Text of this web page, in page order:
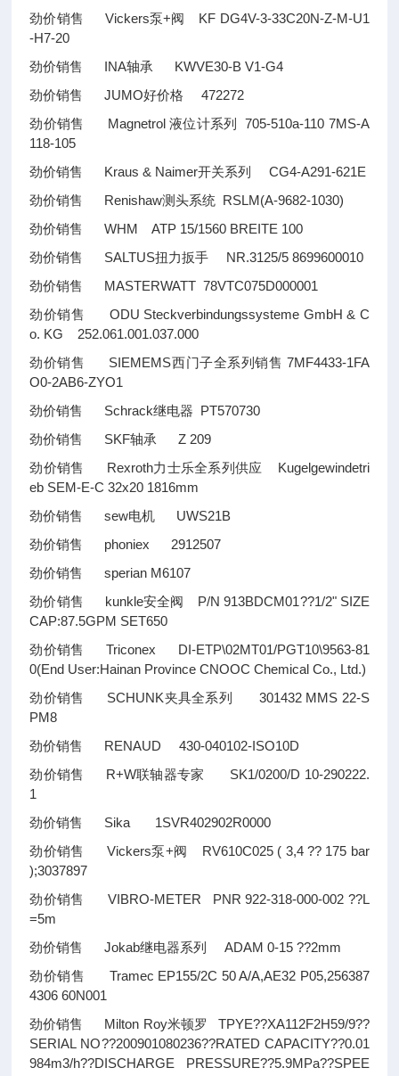
劲价销售 Vickers泵+阀 KF DG4V-3-33C20N-Z-M-U1
-H7-20
劲价销售 INA轴承 KWVE30-B V1-G4
劲价销售 JUMO好价格 472272
劲价销售 Magnetrol 液位计系列 705-510a-110 7MS-A
118-105
劲价销售 Kraus & Naimer开关系列 CG4-A291-621E
劲价销售 Renishaw测头系统 RSLM(A-9682-1030)
劲价销售 WHM ATP 15/1560 BREITE 100
劲价销售 SALTUS扭力扳手 NR.3125/5 8699600010
劲价销售 MASTERWATT 78VTC075D000001
劲价销售 ODU Steckverbindungssysteme GmbH & C
o. KG 252.061.001.037.000
劲价销售 SIEMEMS西门子全系列销售 7MF4433-1FA
O0-2AB6-ZYO1
劲价销售 Schrack继电器 PT570730
劲价销售 SKF轴承 Z 209
劲价销售 Rexroth力士乐全系列供应 Kugelgewindetri
eb SEM-E-C 32x20 1816mm
劲价销售 sew电机 UWS21B
劲价销售 phoniex 2912507
劲价销售 sperian M6107
劲价销售 kunkle安全阀 P/N 913BDCM01??1/2" SIZE
CAP:87.5GPM SET650
劲价销售 Triconex DI-ETP\02MT01/PGT10\9563-81
0(End User:Hainan Province CNOOC Chemical Co., Ltd.)
劲价销售 SCHUNK夹具全系列 301432 MMS 22-S
PM8
劲价销售 RENAUD 430-040102-ISO10D
劲价销售 R+W联轴器专家 SK1/0200/D 10-290222.
1
劲价销售 Sika 1SVR402902R0000
劲价销售 Vickers泵+阀 RV610C025 ( 3,4?? 175 bar
);3037897
劲价销售 VIBRO-METER PNR 922-318-000-002 ??L
=5m
劲价销售 Jokab继电器系列 ADAM 0-15??2mm
劲价销售 Tramec EP155/2C 50 A/A,AE32 P05,256387
4306 60N001
劲价销售 Milton Roy米顿罗 TPYE??XA112F2H59/9??
SERIAL NO??200901080236??RATED CAPACITY??0.01
984m3/h??DISCHARGE PRESSURE??5.9MPa??SPEE